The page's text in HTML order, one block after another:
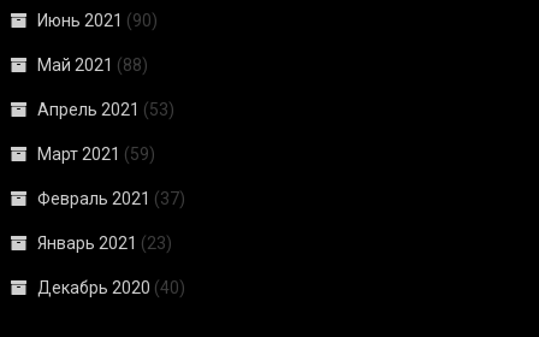
Июнь 2021 (90)
Май 2021 (88)
Апрель 2021 (53)
Март 2021 (59)
Февраль 2021 (37)
Январь 2021 (23)
Декабрь 2020 (40)